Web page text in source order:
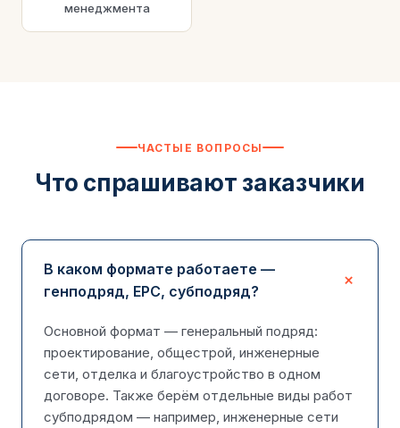
менеджмента
ЧАСТЫЕ ВОПРОСЫ
Что спрашивают заказчики
В каком формате работаете —
генподряд, EPC, субподряд?
Основной формат — генеральный подряд:
проектирование, общестрой, инженерные
сети, отделка и благоустройство в одном
договоре. Также берём отдельные виды работ
субподрядом — например, инженерные сети